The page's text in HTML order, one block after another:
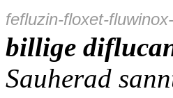
fefluzin-floxet-
billige
Sauherad